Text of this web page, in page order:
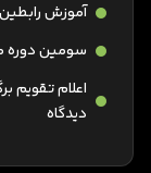
آموزش رابطین IT صندوق بازنشستگی کشور‌
سومین دوره
اعلام تقویم
دیدگاه